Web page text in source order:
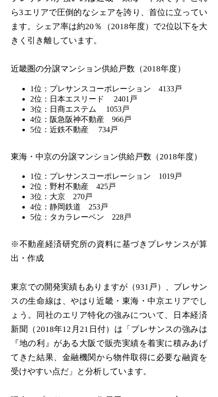
ら3エリアで圧倒的なシェアを誇り、首位に立ってい
ます。シェア率は約20％（2018年度）で2位以下を大
きく引き離しています。
近畿圏の分譲マンション供給戸数（2018年度）
1位：プレサンスコーポレーション 4133戸
2位：日本エスリード 2401戸
3位：日商エステム 1053戸
4位：阪急阪神不動産 966戸
5位：近鉄不動産 734戸
東海・中京の分譲マンション供給戸数（2018年度）
1位：プレサンスコーポレーション 1019戸
2位：野村不動産 425戸
3位：大京 270戸
4位：静岡鉄道 253戸
5位：タカラレーベン 228戸
※不動産経済研究所の資料に基づきプレサンスが算
出・作成
東京での開発実績もありますが（931戸）、プレサン
スの生命線は、やはり近畿・東海・中京エリアでし
ょう。同社のエリア特化の強みについて、日本経済
新聞（2018年12月21日付）は「プレサンスの強みは
『地の利』がある大阪で販売実績を着実に積みあげ
てきた結果、金融機関から物件取得に必要な融資を
受けやすい点だ」と分析しています。